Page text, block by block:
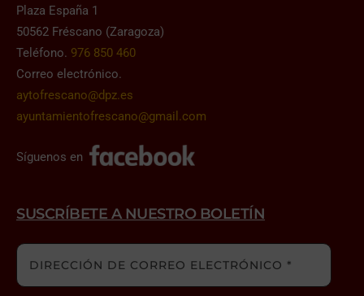
Plaza España 1
50562 Fréscano (Zaragoza)
Teléfono. 976 850 460
Correo electrónico.
aytofrescano@dpz.es
ayuntamientofrescano@gmail.com
Síguenos en
SUSCRÍBETE A NUESTRO BOLETÍN